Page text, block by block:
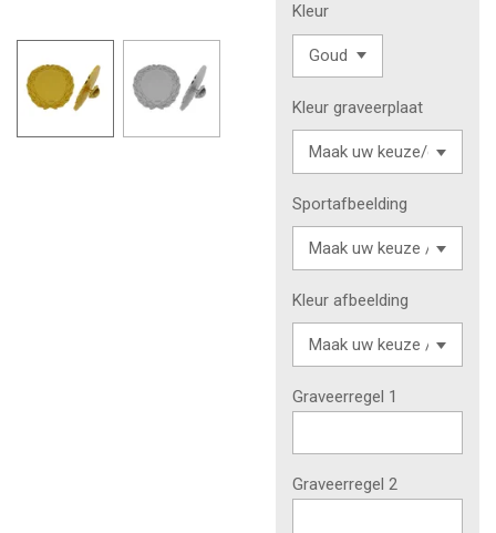
Kleur
Kleur graveerplaat
Sportafbeelding
Kleur afbeelding
Graveerregel 1
Graveerregel 2